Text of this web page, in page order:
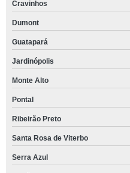
Cravinhos
Dumont
Guatapará
Jardinópolis
Monte Alto
Pontal
Ribeirão Preto
Santa Rosa de Viterbo
Serra Azul